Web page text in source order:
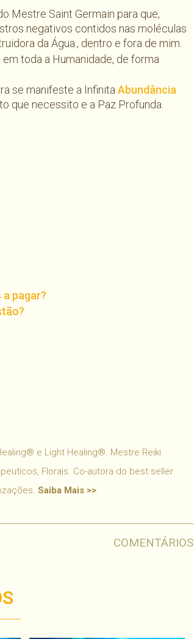
Mestre Saint Germain para que,
negativos contidos nas moléculas
da Água., dentro e fora de mim.
toda a Humanidade, de forma
se manifeste a Infinita Abundância
que necessito e a Paz Profunda.
pagar?
e Light Healing®. Mestre Reiki.
Florais. Co-autora do best seller
Saiba Mais >>
COMENTÁRIOS